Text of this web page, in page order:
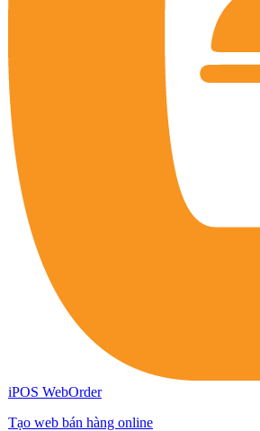
iPOS WebOrder
Tạo web bán hàng online